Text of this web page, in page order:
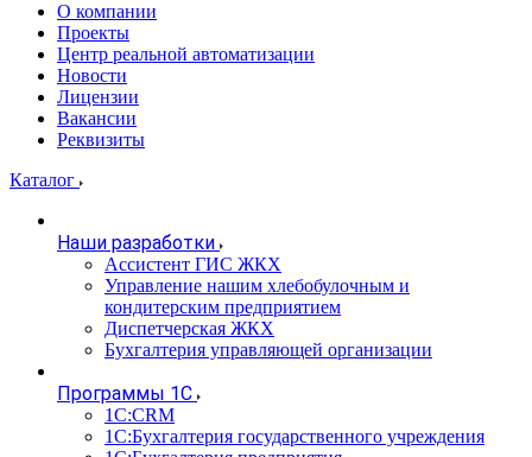
О компании
Проекты
Центр реальной автоматизации
Новости
Лицензии
Вакансии
Реквизиты
Каталог
Наши разработки
Ассистент ГИС ЖКХ
Управление нашим хлебобулочным и
кондитерским предприятием
Диспетчерская ЖКХ
Бухгалтерия управляющей организации
Программы 1С
1С:CRM
1С:Бухгалтерия государственного учреждения